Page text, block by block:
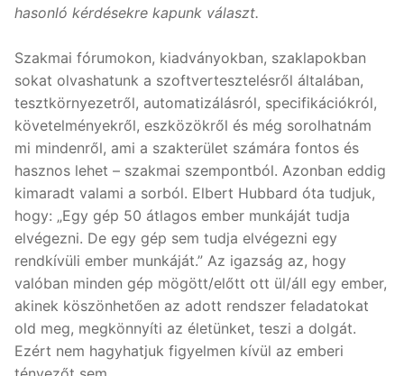
hasonló kérdésekre kapunk választ.
Szakmai fórumokon, kiadványokban, szaklapokban
sokat olvashatunk a szoftvertesztelésről általában,
tesztkörnyezetről, automatizálásról, specifikációkról,
követelményekről, eszközökről és még sorolhatnám
mi mindenről, ami a szakterület számára fontos és
hasznos lehet – szakmai szempontból. Azonban eddig
kimaradt valami a sorból. Elbert Hubbard óta tudjuk,
hogy: „Egy gép 50 átlagos ember munkáját tudja
elvégezni. De egy gép sem tudja elvégezni egy
rendkívüli ember munkáját.” Az igazság az, hogy
valóban minden gép mögött/előtt ott ül/áll egy ember,
akinek köszönhetően az adott rendszer feladatokat
old meg, megkönnyíti az életünket, teszi a dolgát.
Ezért nem hagyhatjuk figyelmen kívül az emberi